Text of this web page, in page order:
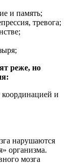
и память;
тревога;
реже, но
и
нарушаются
организма.
мозга